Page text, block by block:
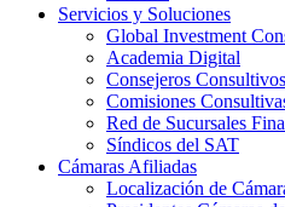
Servicios y Soluciones
Global Investment
Academia Digital
Consejeros
Comisiones
Red de Sucursales
Síndicos del SAT
Cámaras Afiliadas
Localización de